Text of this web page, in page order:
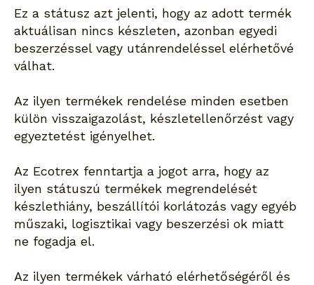
Ez a státusz azt jelenti, hogy az adott termék
aktuálisan nincs készleten, azonban egyedi
beszerzéssel vagy utánrendeléssel elérhetővé
válhat.
Az ilyen termékek rendelése minden esetben
külön visszaigazolást, készletellenőrzést vagy
egyeztetést igényelhet.
Az Ecotrex fenntartja a jogot arra, hogy az
ilyen státuszú termékek megrendelését
készlethiány, beszállítói korlátozás vagy egyéb
műszaki, logisztikai vagy beszerzési ok miatt
ne fogadja el.
Az ilyen termékek várható elérhetőségéről és